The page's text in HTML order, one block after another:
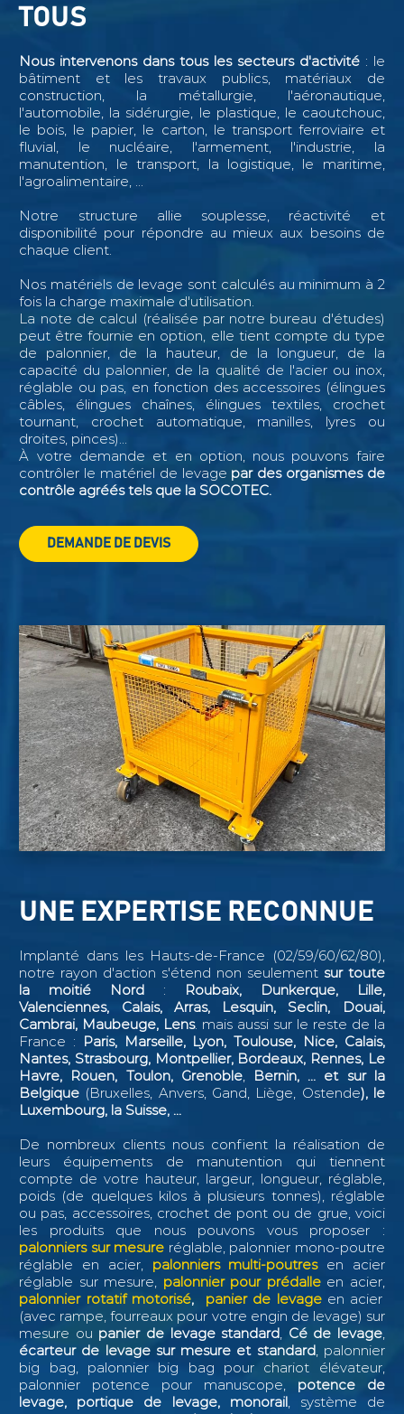
TOUS
Nous intervenons dans tous les secteurs d'activité: le
bâtiment et les travaux publics, matériaux de
construction, la métallurgie, l'aéronautique,
l'automobile, la sidérurgie, le plastique, le caoutchouc,
le bois, le papier, le carton, le transport ferroviaire et
fluvial, le nucléaire, l'armement, l'industrie, la
manutention, le transport, la logistique, le maritime,
l'agroalimentaire, ...
Notre structure allie souplesse, réactivité et
disponibilité pour répondre au mieux aux besoins de
chaque client.
Nos matériels de levage sont calculés au minimum à 2
fois la charge maximale d'utilisation.
La note de calcul (réalisée par notre bureau d'études)
peut être fournie en option, elle tient compte du type
de palonnier, de la hauteur, de la longueur, de la
capacité du palonnier, de la qualité de l'acier ou inox,
réglable ou pas, en fonction des accessoires (élingues
câbles, élingues chaînes, élingues textiles, crochet
tournant, crochet automatique, manilles, lyres ou
droites, pinces)...
À votre demande et en option, nous pouvons faire
contrôler le matériel de levage par des organismes de
contrôle agréés tels que la SOCOTEC.
DEMANDE DE DEVIS
UNE EXPERTISE RECONNUE
Implanté dans les Hauts-de-France (02/59/60/62/80),
notre rayon d'action s'étend non seulementsur toute
la moitié Nord :
Roubaix, Dunkerque, Lille,
Valenciennes, Calais, Arras, Lesquin, Seclin,
Douai,
Cambrai, Maubeuge, Lens. mais aussi sur le reste de la
France : Paris, Marseille, Lyon, Toulouse, Nice, Calais,
Nantes, Strasbourg, Montpellier, Bordeaux, Rennes, Le
Havre, Rouen, Toulon, Grenoble, Bernin, ... et sur la
Belgique (Bruxelles, Anvers, Gand, Liège, Ostende), le
Luxembourg, la Suisse, ...
De nombreux clients nous confient la réalisation de
leurs équipements de manutention qui tiennent
compte de votre hauteur, largeur, longueur, réglable,
poids (de quelques kilos à plusieurs tonnes), réglable
ou pas, accessoires, crochet de pont ou de grue, voici
les produits que nous pouvons vous proposer :
palonniers sur mesure réglable, palonnier mono-poutre
réglable en acier,palonniers multi-poutres en acier
réglable sur mesure, palonnier pour prédalle en acier,
palonnier rotatif motorisé, panier de levage en acier
(avec rampe, fourreaux pour votre engin de levage) sur
mesure ou panier de levage standard, Cé de levage,
écarteur de levage sur mesure et standard, palonnier
big bag, palonnier big bag pour chariot élévateur,
palonnier potence pour manuscope, potence de
levage, portique de levage, monorail, système de